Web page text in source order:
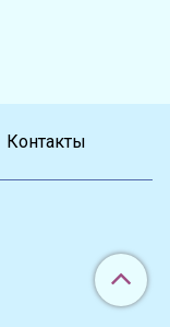
Контакты